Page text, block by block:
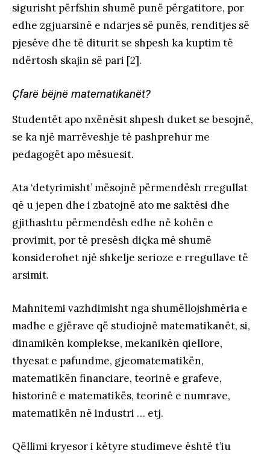
sigurisht përfshin shumë punë përgatitore, por
edhe zgjuarsinë e ndarjes së punës, renditjes së
pjesëve dhe të diturit se shpesh ka kuptim të
ndërtosh skajin së pari [2].
Çfarë bëjnë matematikanët?
Studentët apo nxënësit shpesh duket se besojnë,
se ka një marrëveshje të pashprehur me
pedagogët apo mësuesit.
Ata ‘detyrimisht’ mësojnë përmendësh rregullat
që u jepen dhe i zbatojnë ato me saktësi dhe
gjithashtu përmendësh edhe në kohën e
provimit, por të presësh diçka më shumë
konsiderohet një shkelje serioze e rregullave të
arsimit.
Mahnitemi vazhdimisht nga shumëllojshmëria e
madhe e gjërave që studiojnë matematikanët, si,
dinamikën komplekse, mekanikën qiellore,
thyesat e pafundme, gjeomatematikën,
matematikën financiare, teorinë e grafeve,
historinë e matematikës, teorinë e numrave,
matematikën në industri … etj.
Qëllimi kryesor i këtyre studimeve është t’iu